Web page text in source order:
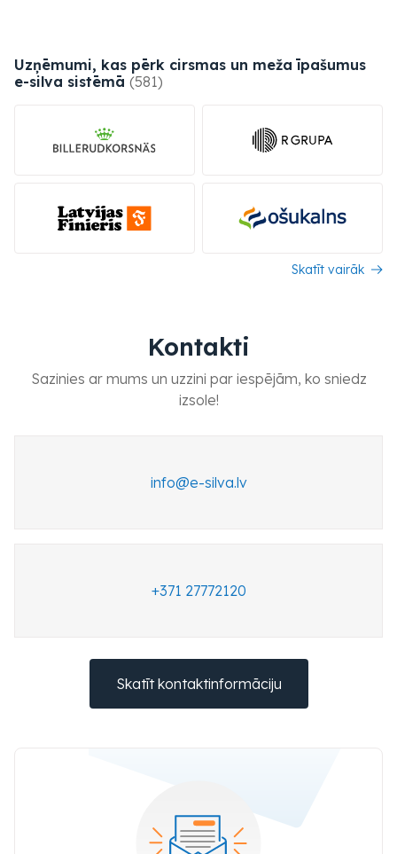
Uzņēmumi, kas pērk cirsmas un meža īpašumus
e-silva sistēmā (581)
Skatīt vairāk
Kontakti
Sazinies ar mums un uzzini par iespējām, ko sniedz
izsole!
vl.avlis-e@ofni
+371 27772120
Skatīt kontaktinformāciju